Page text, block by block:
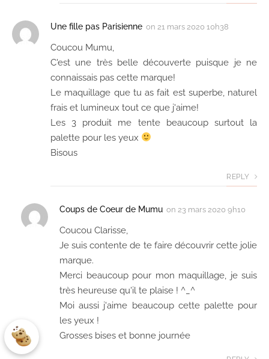
Une fille pas Parisienne on 21 mars 2020 10h38
Coucou Mumu,
C'est une très belle découverte puisque je ne
connaissais pas cette marque!
Le maquillage que tu as fait est superbe, naturel
frais et lumineux tout ce que j'aime!
Les 3 produit me tente beaucoup surtout la
palette pour les yeux
Bisous
REPLY
Coups de Coeur de Mumu on 23 mars 2020 9h10
Coucou Clarisse,
Je suis contente de te faire découvrir cette jolie
marque.
Merci beaucoup pour mon maquillage, je suis
très heureuse qu'il te plaise ! ^_^
Moi aussi j'aime beaucoup cette palette pour
les yeux !
Grosses bises et bonne journée